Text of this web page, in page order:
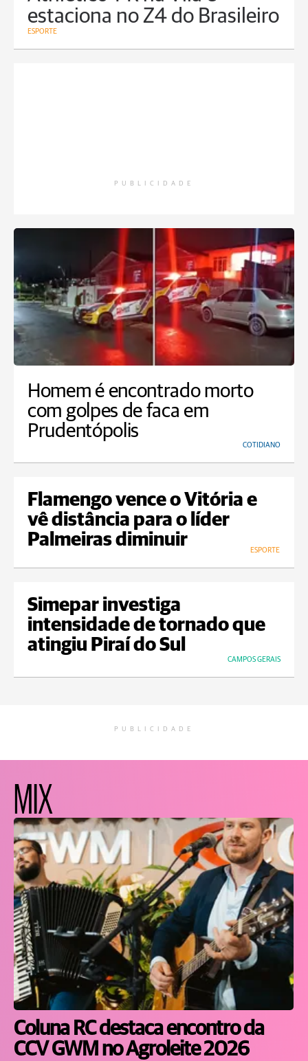
estaciona no Z4 do Brasileiro
ESPORTE
PUBLICIDADE
Homem é encontrado morto
com golpes de faca em
Prudentópolis
COTIDIANO
Flamengo vence o Vitória e
vê distância para o líder
Palmeiras diminuir
ESPORTE
Simepar investiga
intensidade de tornado que
atingiu Piraí do Sul
CAMPOS GERAIS
PUBLICIDADE
MIX
Coluna RC destaca encontro da
CCV GWM no Agroleite 2026